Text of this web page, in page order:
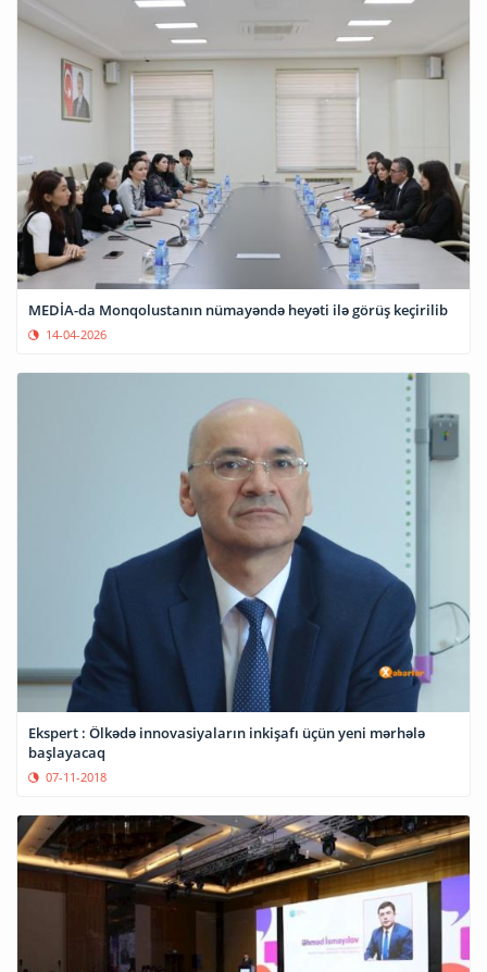
MEDİA-da Monqolustanın nümayəndə heyəti ilə görüş keçirilib
14-04-2026
Ekspert : Ölkədə innovasiyaların inkişafı üçün yeni mərhələ
başlayacaq
07-11-2018